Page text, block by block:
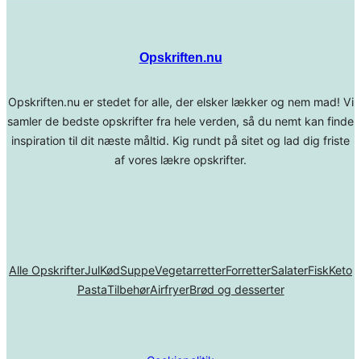
Opskriften.nu
Opskriften.nu er stedet for alle, der elsker lækker og nem mad! Vi
samler de bedste opskrifter fra hele verden, så du nemt kan finde
inspiration til dit næste måltid. Kig rundt på sitet og lad dig friste
af vores lækre opskrifter.
Alle OpskrifterJulKødSuppeVegetarretterForretterSalaterFiskKeto
PastaTilbehørAirfryerBrød og desserter